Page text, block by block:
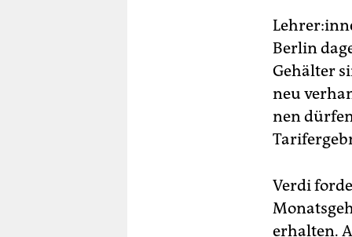
Berlin
Gehälter
neu
nen
Verdi
erhalten.